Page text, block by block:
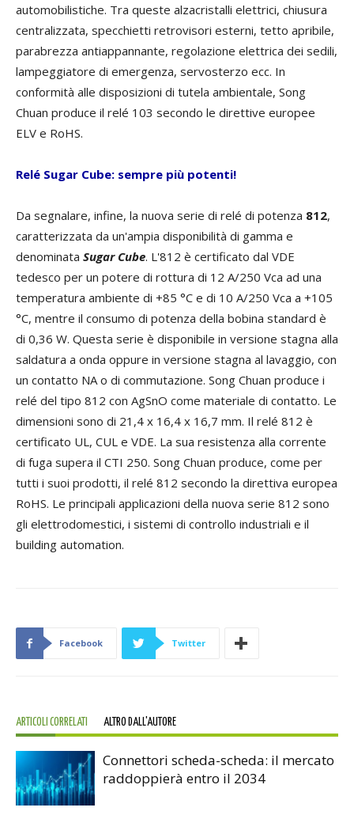
automobilistiche. Tra queste alzacristalli elettrici, chiusura
centralizzata, specchietti retrovisori esterni, tetto apribile,
parabrezza antiappannante, regolazione elettrica dei sedili,
lampeggiatore di emergenza, servosterzo ecc. In
conformità alle disposizioni di tutela ambientale, Song
Chuan produce il relé 103 secondo le direttive europee
ELV e RoHS.
Relé Sugar Cube: sempre più potenti!
Da segnalare, infine, la nuova serie di relé di potenza 812,
caratterizzata da un'ampia disponibilità di gamma e
denominata Sugar Cube. L'812 è certificato dal VDE
tedesco per un potere di rottura di 12 A/250 Vca ad una
temperatura ambiente di +85 °C e di 10 A/250 Vca a +105
°C, mentre il consumo di potenza della bobina standard è
di 0,36 W. Questa serie è disponibile in versione stagna alla
saldatura a onda oppure in versione stagna al lavaggio, con
un contatto NA o di commutazione. Song Chuan produce i
relé del tipo 812 con AgSnO come materiale di contatto. Le
dimensioni sono di 21,4 x 16,4 x 16,7 mm. Il relé 812 è
certificato UL, CUL e VDE. La sua resistenza alla corrente
di fuga supera il CTI 250. Song Chuan produce, come per
tutti i suoi prodotti, il relé 812 secondo la direttiva europea
RoHS. Le principali applicazioni della nuova serie 812 sono
gli elettrodomestici, i sistemi di controllo industriali e il
building automation.
Facebook Twitter
ARTICOLI CORRELATI ALTRO DALL'AUTORE
Connettori scheda-scheda: il mercato
raddoppierà entro il 2034